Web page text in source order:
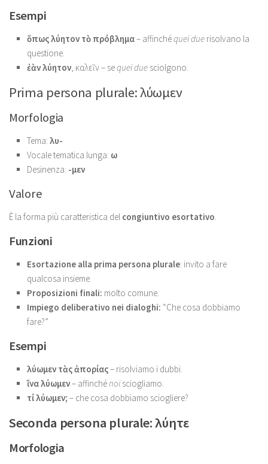
Esempi
ὅπως λύητον τὸ πρόβλημα– affinchéquei due risolvano la
questione.
ἐὰν λύητον , καλεῖν – sequei due sciolgono.
Prima persona plurale: λύωμεν
Morfologia
Tema: λυ-
Vocale tematica lunga: ω
Desinenza: -μεν
Valore
È la forma più caratteristica del congiuntivo esortativo
Funzioni
Esortazione alla prima persona plurale: invito a fare
qualcosa insieme.
Proposizioni finali: molto comune.
Impiego deliberativo nei dialoghi: “Che cosa dobbiamo
fare?”
Esempi
λύωμεν τὰς ἀπορίας– risolviamo i dubbi.
ἵνα λύωμεν– affinché noisciogliamo.
τί λύωμεν; – che cosa dobbiamo sciogliere?
Seconda persona plurale: λύητε
Morfologia